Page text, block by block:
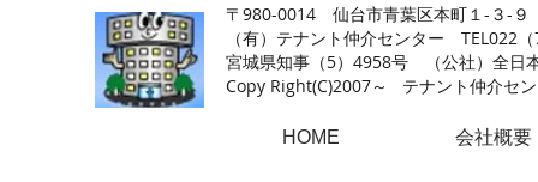
〒980-0014 仙台市青葉区本町１-３-９
（有）テナント仲介センター TEL022
宮城県知事（5）4958号 （公社）全日
Copy Right(C)2007～ テナント仲介セ
HOME 会社概要